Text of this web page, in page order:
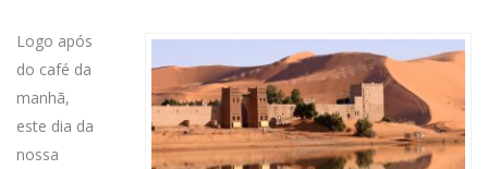
Logo após
do café da
manhã,
este dia da
nossa